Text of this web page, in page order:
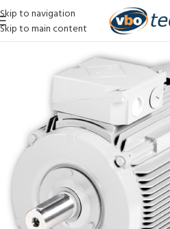
Skip to navigation
Skip to main content